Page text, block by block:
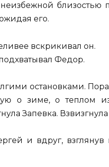
близостью
его.
вскрикивал он.
Федор.
остановками.
о зиме, о теплом
Запевка.
и вдруг, взглянув